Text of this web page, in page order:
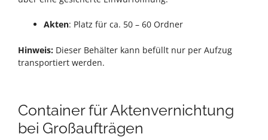
Akten: Platz für ca. 50 – 60 Ordner
Hinweis: Dieser Behälter kann befüllt nur per Aufzug
transportiert werden.
Container für Aktenvernichtung
bei Großaufträgen